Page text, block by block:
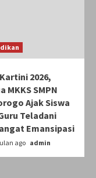
2026,
MKKS SMPN
Ajak Siswa
Teladani
Emansipasi
ago admin